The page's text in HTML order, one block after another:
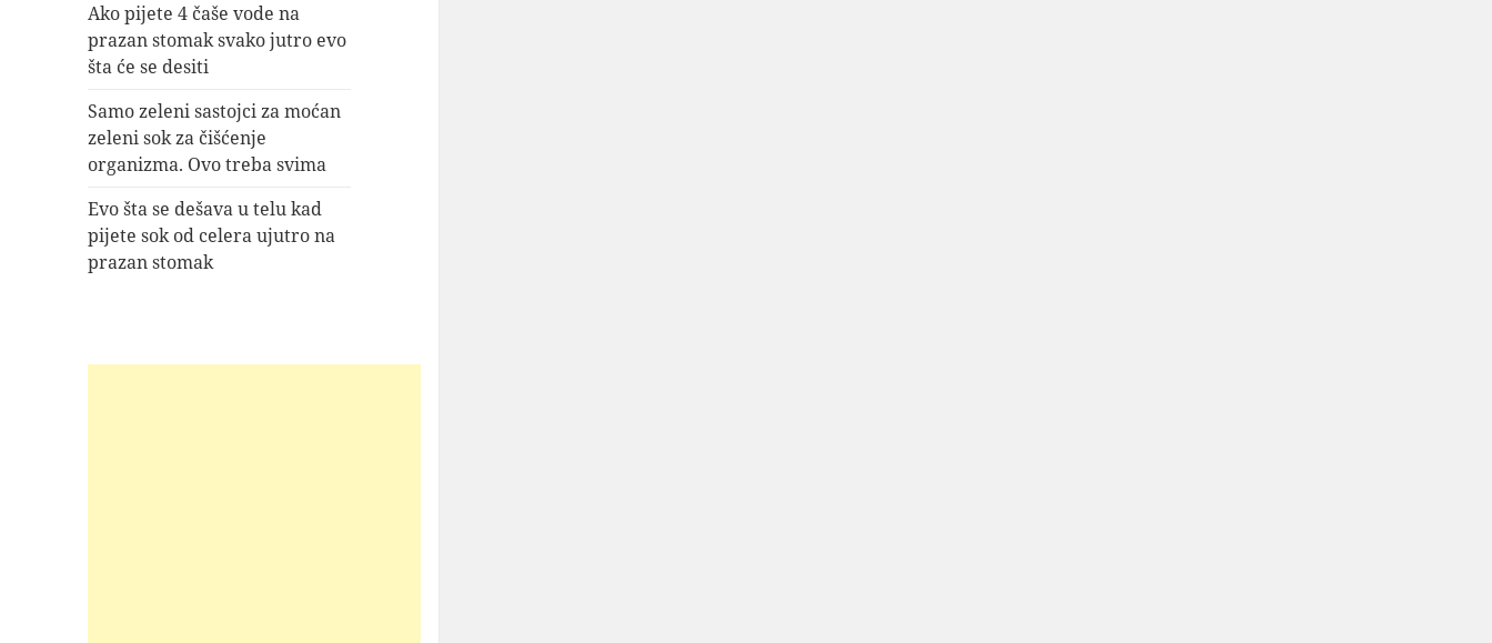
Ako pijete 4 čaše vode na
prazan stomak svako jutro evo
šta će se desiti
Samo zeleni sastojci za moćan
zeleni sok za čišćenje
organizma. Ovo treba svima
Evo šta se dešava u telu kad
pijete sok od celera ujutro na
prazan stomak